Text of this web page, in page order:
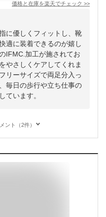
価格と在庫を楽天でチェック >>
に優しくフィットし、靴
適に装着できるのが嬉し
IFMC.加工が施されてお
やさしくケアしてくれま
リーサイズで両足分入っ
毎日の歩行や立ち仕事の
ています。
ント（2件）